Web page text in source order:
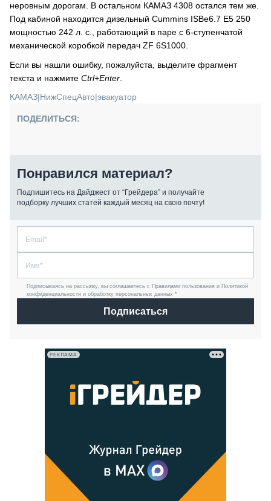
неровным дорогам. В остальном КАМАЗ 4308 остался тем же.
Под кабиной находится дизельный Cummins ISBe6.7 E5 250
мощностью 242 л. с., работающий в паре с 6-ступенчатой
механической коробкой передач ZF 6S1000.
Если вы нашли ошибку, пожалуйста, выделите фрагмент
текста и нажмите Ctrl+Enter
КАМАЗ|НижСпецАвто|эвакуатор
ПОДЕЛИТЬСЯ:
Понравился материал?
Подпишитесь на Дайджест от “Грейдера” и получайте
подборку лучших статей каждый месяц на свою почту!
Подписываясь на рассылку, вы соглашаетесь с Правилами пользования и Политикой
конфиденциальности и обработку персональных данных *
Подписаться
РЕКЛАМА